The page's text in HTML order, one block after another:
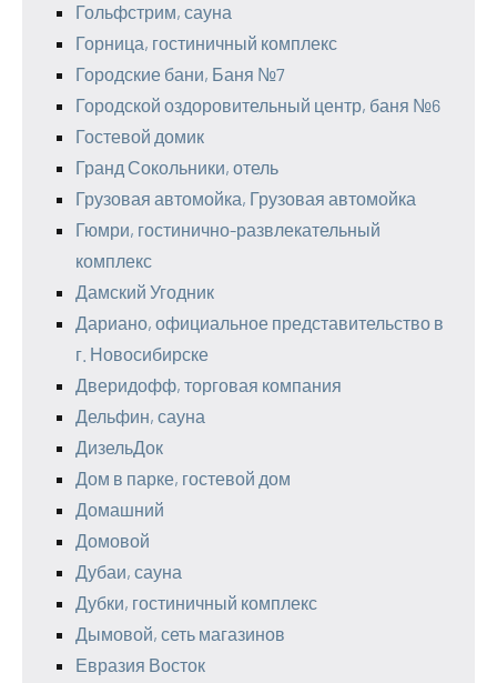
Гольфстрим, сауна
Горница, гостиничный комплекс
Городские бани, Баня №7
Городской оздоровительный центр, баня №6
Гостевой домик
Гранд Сокольники, отель
Грузовая автомойка, Грузовая автомойка
Гюмри, гостинично-развлекательный
комплекс
Дамский Угодник
Дариано, официальное представительство в
г. Новосибирске
Дверидофф, торговая компания
Дельфин, сауна
ДизельДок
Дом в парке, гостевой дом
Домашний
Домовой
Дубаи, сауна
Дубки, гостиничный комплекс
Дымовой, сеть магазинов
Евразия Восток